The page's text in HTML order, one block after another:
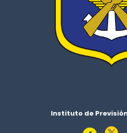
Instituto de